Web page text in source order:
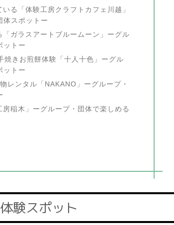
る「体験工房クラフトカフェ川越」
体スポットー
ガラスアートブルームーン」ーグル
ットー
きお煎餅体験「十人十色」ーグル
ットー
レンタル「NAKANO」ーグループ・
稲木」ーグループ・団体で楽しめる
験スポット